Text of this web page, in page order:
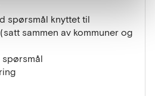
spørsmål knyttet til
sammen av kommuner og
spørsmål